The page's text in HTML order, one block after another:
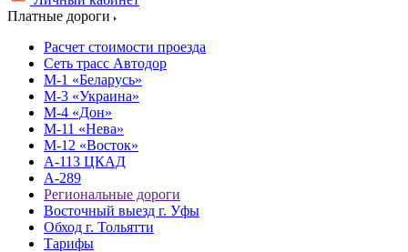
Платные дороги
Расчет стоимости проезда
Сеть трасс Автодор
М-1 «Беларусь»
М-3 «Украина»
М-4 «Дон»
М-11 «Нева»
М-12 «Восток»
А-113 ЦКАД
А-289
Региональные дороги
Восточный выезд г. Уфы
Обход г. Тольятти
Тарифы